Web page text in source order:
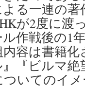
る一連の
が2度に渡
ル作戦後の1
容は書籍
『ビルマ
いてのイ